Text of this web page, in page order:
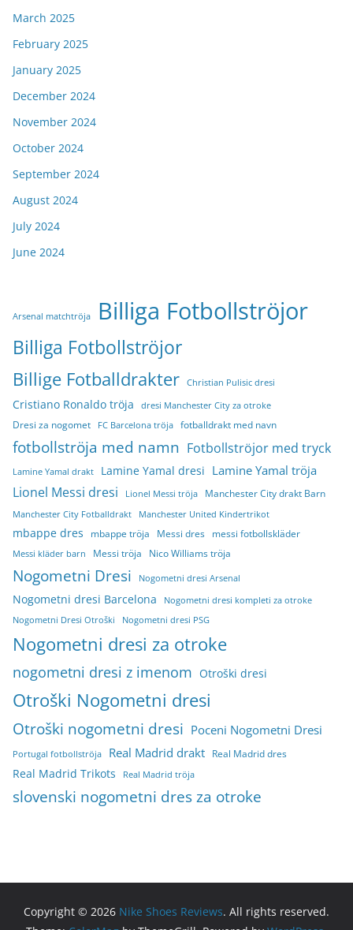
March 2025
February 2025
January 2025
December 2024
November 2024
October 2024
September 2024
August 2024
July 2024
June 2024
Arsenal matchtröja Billiga Fotbollströjor
Billiga Fotbollströjor
Billige Fotballdrakter Christian Pulisic dresi
Cristiano Ronaldo tröja dresi Manchester City za otroke
Dresi za nogomet FC Barcelona tröja fotballdrakt med navn
fotbollströja med namn Fotbollströjor med tryck
Lamine Yamal drakt Lamine Yamal dresi Lamine Yamal tröja
Lionel Messi dresi Lionel Messi tröja Manchester City drakt Barn
Manchester City Fotballdrakt Manchester United Kindertrikot
mbappe dres mbappe tröja Messi dres messi fotbollskläder
Messi kläder barn Messi tröja Nico Williams tröja
Nogometni Dresi Nogometni dresi Arsenal
Nogometni dresi Barcelona
Nogometni dresi kompleti za otroke
Nogometni Dresi Otroški
Nogometni dresi PSG
Nogometni dresi za otroke
nogometni dresi z imenom Otroški dresi
Otroški Nogometni dresi
Otroški nogometni dresi Poceni Nogometni Dresi
Portugal fotbollströja Real Madrid drakt Real Madrid dres
Real Madrid Trikots Real Madrid tröja
slovenski nogometni dres za otroke
Copyright © 2026 Nike Shoes Reviews. All rights reserved.